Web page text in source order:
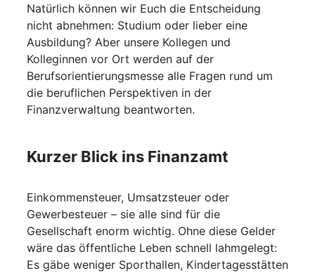
Natürlich können wir Euch die Entscheidung
nicht abnehmen: Studium oder lieber eine
Ausbildung? Aber unsere Kollegen und
Kolleginnen vor Ort werden auf der
Berufsorientierungsmesse alle Fragen rund um
die beruflichen Perspektiven in der
Finanzverwaltung beantworten.
Kurzer Blick ins Finanzamt
Einkommensteuer, Umsatzsteuer oder
Gewerbesteuer – sie alle sind für die
Gesellschaft enorm wichtig. Ohne diese Gelder
wäre das öffentliche Leben schnell lahmgelegt:
Es gäbe weniger Sporthallen, Kindertagesstätten